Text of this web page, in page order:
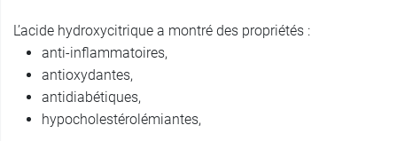
L’acide hydroxycitrique a montré des propriétés :
anti-inflammatoires,
antioxydantes,
antidiabétiques,
hypocholestérolémiantes,